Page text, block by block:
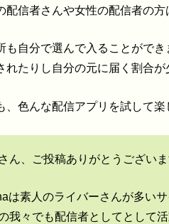
配信者さんや女性の配信者の方
も自分で選んで入ることがで
れたりし自分の元に届く割合が
、色んな配信アプリを試して楽
ん、ご投稿ありがとうございま
は素人のライバーさんが多いサ
我々でも配信者としてとして